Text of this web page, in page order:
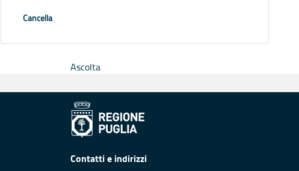
Cancella
Ascolta
Contatti e indirizzi